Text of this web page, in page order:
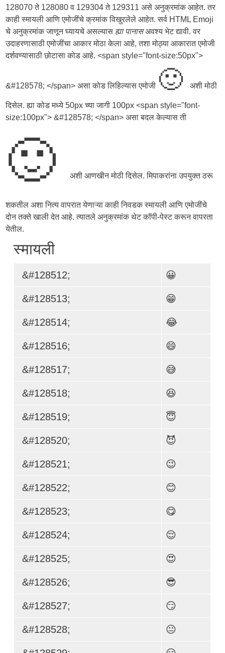
128070 ते 128080 व 129304 ते 129311 असे अनुक्रमांक आहेत. तर
काही स्मायली आणि एमोजींचे क्रमांक विखुरलेले आहेत. सर्व HTML Emoji
चे अनुक्रमांक जाणून घ्यायचे असल्यास ह्या पानासअवश्य भेट द्यावी. वर
उदाहरणासाठी एमोजींचा आकार मोठा केला आहे, तशा मोठ्या आकारात एमोजी
दर्शवण्यासाठी छोटासा कोड आहे. <span style="font-size:50px">
&#128578; </span> असा कोड लिहिल्यास एमोजी 🙂अशी मोठी
दिसेल. ह्या कोड मध्ये 50px च्या जागी 100px <span style="font-
size:100px"> &#128578; </span> असा बदल केल्यास ती
🙂अशी आणखीन मोठी दिसेल. मिपाकरांना उपयुक्त ठरू
शकतील अशा नित्य वापरात येणाऱ्या काही निवडक स्मायली आणि एमोजींचे
दोन तक्ते खाली देत आहे. त्यातले अनुक्रमांक थेट कॉपी-पेस्ट करून वापरता
येतील.
स्मायली
&#128512; 😀
&#128513; 😁
&#128514; 😂
&#128516; 😄
&#128517; 😅
&#128518; 😆
&#128519; 😇
&#128520; 😈
&#128521; 😉
&#128522; 😊
&#128523; 😋
&#128524; 😌
&#128525; 😍
&#128526; 😎
&#128527; 😏
&#128528; 😐